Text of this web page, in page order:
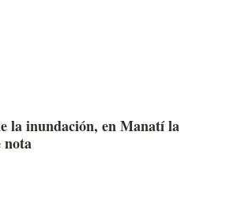
la inundación, en Manatí la
nota